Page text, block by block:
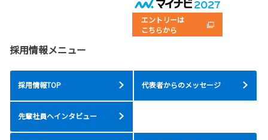
エントリーは
こちらから
採用情報メニュー
採用情報TOP 代表者からのメッセージ
先輩社員へインタビュー